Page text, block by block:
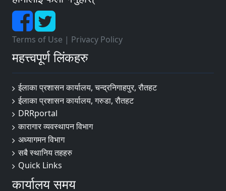
Terms of Use | Privacy Policy
महत्त्वपूर्ण लिंकहरु
ईलाका प्रशासन कार्यालय, चन्द्रनिगाहपुर, रौतहट
ईलाका प्रशासन कार्यालय, गरुडा, रौतहट
DRRportal
कारागार व्यवस्थापन विभाग
अध्यागमन विभाग
सबै स्थानिय तहहरु
Quick Links
कार्यालय समय